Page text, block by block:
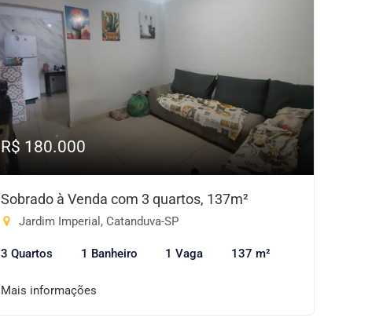
R$ 180.000
Sobrado à Venda com 3 quartos, 137m²
Jardim Imperial, Catanduva-SP
3 Quartos 1 Banheiro 1 Vaga 137 m²
Mais informações